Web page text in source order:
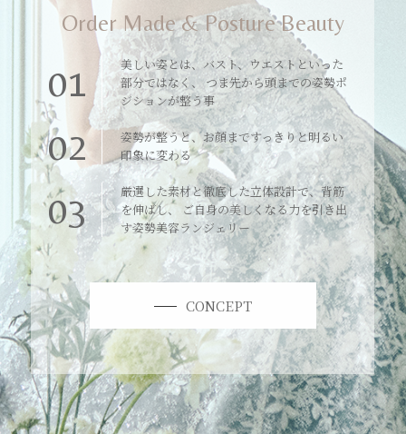
Order Made & Posture Beauty
01
美しい姿とは、バスト、ウエストといった
部分ではなく、 つま先から頭までの姿勢ポ
ジションが整う事
02
姿勢が整うと、お顔まですっきりと明るい
印象に変わる
03
厳選した素材と徹底した立体設計で、背筋
を伸ばし、 ご自身の美しくなる力を引き出
す姿勢美容ランジェリー
CONCEPT